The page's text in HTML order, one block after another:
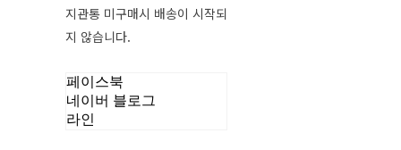
지관통 미구매시 배송이 시작되
지 않습니다.
페이스북
네이버 블로그
라인